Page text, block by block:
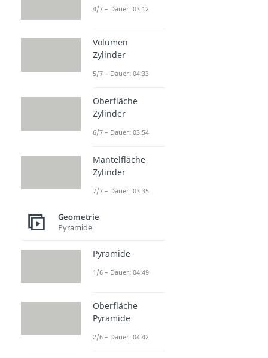
4/7 – Dauer: 03:12
Volumen
Zylinder
5/7 – Dauer: 04:33
Oberfläche
Zylinder
6/7 – Dauer: 03:54
Mantelfläche
Zylinder
7/7 – Dauer: 03:35
Geometrie
Pyramide
Pyramide
1/6 – Dauer: 04:49
Oberfläche
Pyramide
2/6 – Dauer: 04:42